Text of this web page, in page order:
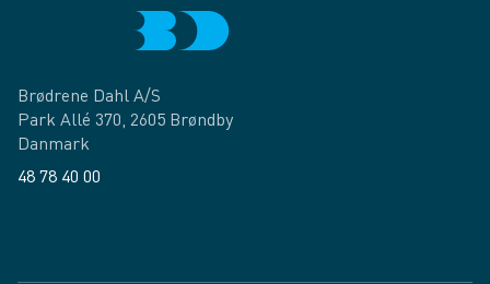
Brødrene Dahl A/S
Park Allé 370, 2605 Brøndby
Danmark
48 78 40 00